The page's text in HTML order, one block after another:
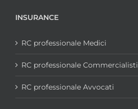
INSURANCE
RC professionale Medici
RC professionale Commercialisti
RC professionale Avvocati